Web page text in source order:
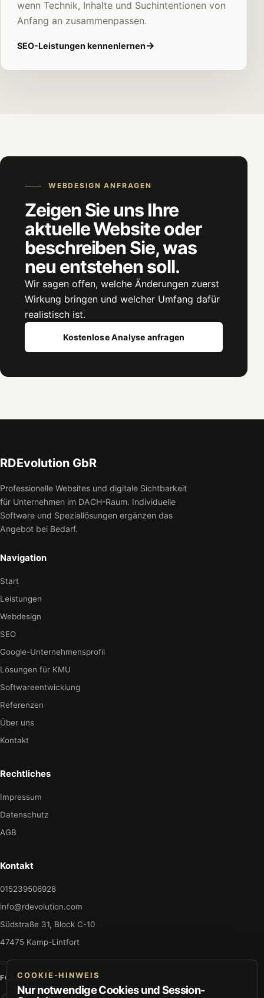
wenn Technik, Inhalte und Suchintentionen von
Anfang an zusammenpassen.
SEO-Leistungen kennenlernen
WEBDESIGN ANFRAGEN
Zeigen Sie uns Ihre
aktuelle Website oder
beschreiben Sie, was
neu entstehen soll.
Wir sagen offen, welche Änderungen zuerst
Wirkung bringen und welcher Umfang dafür
realistisch ist.
Kostenlose Analyse anfragen
RDEvolution GbR
Professionelle Websites und digitale Sichtbarkeit
für Unternehmen im DACH-Raum. Individuelle
Software und Speziallösungen ergänzen das
Angebot bei Bedarf.
Navigation
Start
Leistungen
Webdesign
SEO
Google-Unternehmensprofil
Lösungen für KMU
Softwareentwicklung
Referenzen
Über uns
Kontakt
Rechtliches
Impressum
Datenschutz
AGB
Kontakt
015239506928
info@rdevolution.com
Südstraße 31, Block C-10
47475 Kamp-Lintfort
FOLGE UNS
COOKIE-HINWEIS
Nur notwendige Cookies und Session-